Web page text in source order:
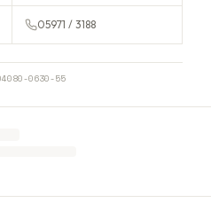
05971 / 3188
0630-55